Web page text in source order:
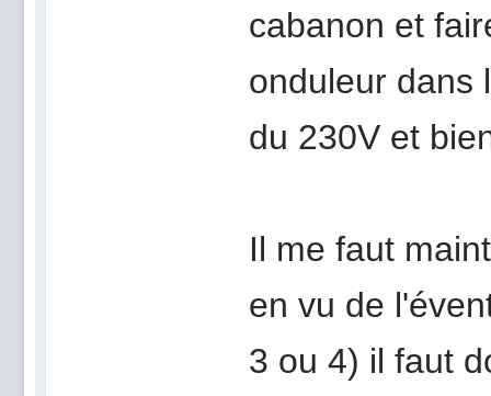
cabanon et
onduleur dans
du 230V et
Il me faut
en vu de
3 ou 4) il faut